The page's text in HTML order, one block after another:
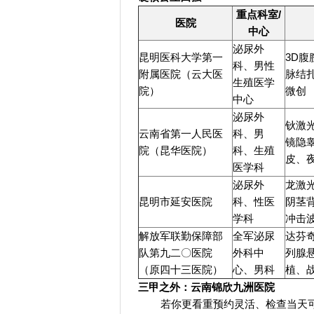
医院
重点科室/
中心
昆明医科大学第一
附属医院（云大医
院）
泌尿外
科、男性
生殖医学
中心
3D腹
脉结
微创
云南省第一人民医
院（昆华医院）
泌尿外
科、男
科、生殖
医学科
钬激
镜隐
皮、
昆明市延安医院
泌尿外
科、性医
学科
龙激
阴茎
冲击
解放军联勤保障部
队第九二〇医院
（原四十三医院）
全军泌尿
外科中
心、男科
达芬
列腺
植、
三甲之外：云南锦欣九洲医院
若你更看重预约灵活、检查当天